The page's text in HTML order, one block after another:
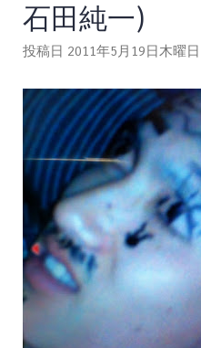
石田純一)
投稿日 2011年5月19日木曜日